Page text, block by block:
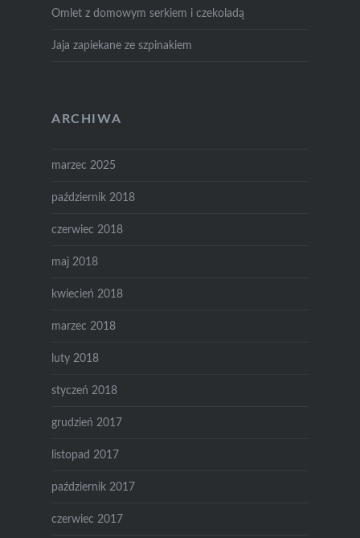
Omlet z domowym serkiem i czekoladą
Jaja zapiekane ze szpinakiem
ARCHIWA
marzec 2025
październik 2018
czerwiec 2018
maj 2018
kwiecień 2018
marzec 2018
luty 2018
styczeń 2018
grudzień 2017
listopad 2017
październik 2017
czerwiec 2017